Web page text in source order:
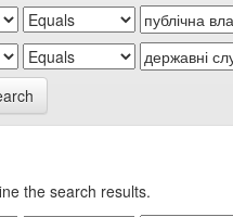
the search results.